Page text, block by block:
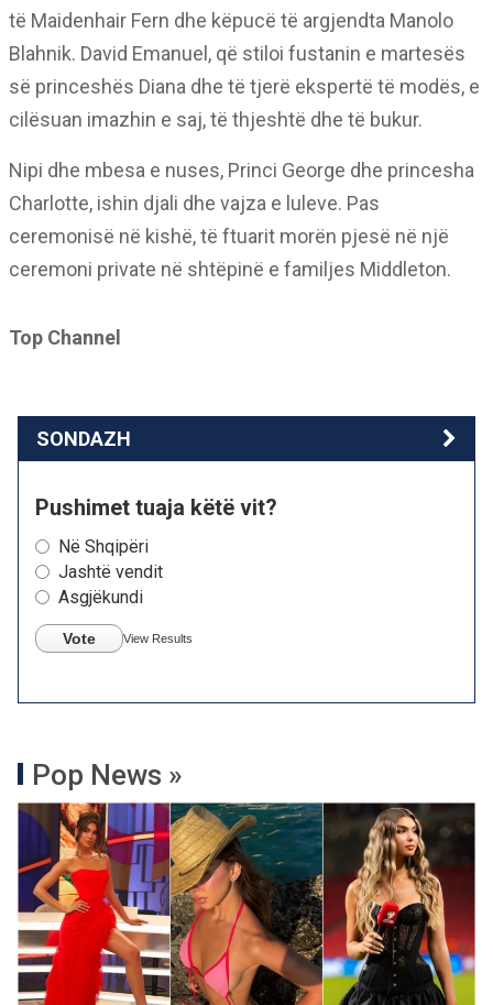
të Maidenhair Fern dhe këpucë të argjendta Manolo
Blahnik. David Emanuel, që stiloi fustanin e martesës
së princeshës Diana dhe të tjerë ekspertë të modës, e
cilësuan imazhin e saj, të thjeshtë dhe të bukur.
Nipi dhe mbesa e nuses, Princi George dhe princesha
Charlotte, ishin djali dhe vajza e luleve. Pas
ceremonisë në kishë, të ftuarit morën pjesë në një
ceremoni private në shtëpinë e familjes Middleton.
Top Channel
SONDAZH
Pushimet tuaja këtë vit?
Në Shqipëri
Jashtë vendit
Asgjëkundi
Vote View Results
Pop News »